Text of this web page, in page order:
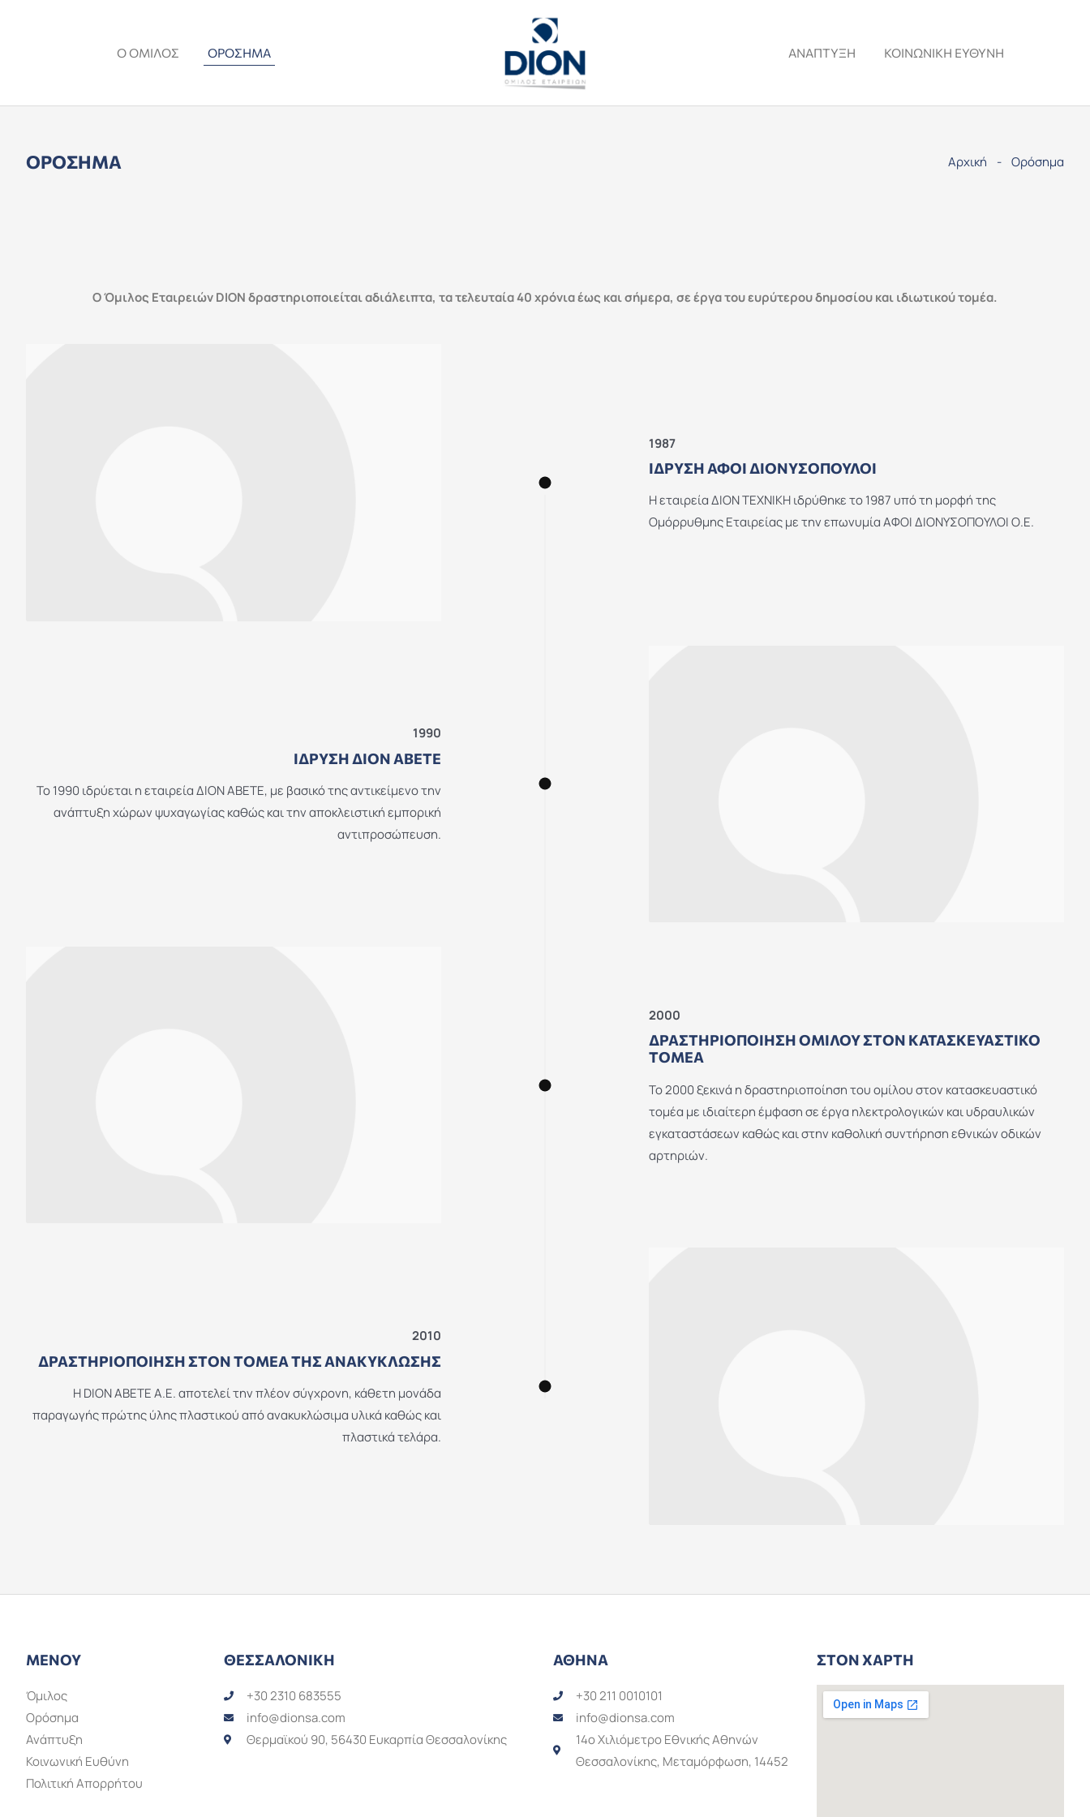
Ο ΌΜΙΛΟΣ ΟΡΌΣΗΜΑ ΑΝΆΠΤΥΞΗ ΚΟΙΝΩΝΙΚΉ ΕΥΘΎΝΗ
ΟΡΌΣΗΜΑ Αρχική - Ορόσημα
Ο Όμιλος Εταιρειών DION δραστηριοποιείται αδιάλειπτα, τα τελευταία 40 χρόνια έως και σήμερα, σε έργα του ευρύτερου δημοσίου και ιδιωτικού τομέα.
1987
ΊΔΡΥΣΗ ΑΦΟΙ ΔΙΟΝΥΣΟΠΟΥΛΟΙ
Η εταιρεία ΔΙΟΝ ΤΕΧΝΙΚΗ ιδρύθηκε το 1987 υπό τη μορφή της
Ομόρρυθμης Εταιρείας με την επωνυμία ΑΦΟΙ ΔΙΟΝΥΣΟΠΟΥΛΟI Ο.Ε.
1990
ΊΔΡΥΣΗ ΔΙΟΝ ΑΒΕΤΕ
Το 1990 ιδρύεται η εταιρεία ΔΙΟΝ ΑΒΕΤΕ, με βασικό της αντικείμενο την
ανάπτυξη χώρων ψυχαγωγίας καθώς και την αποκλειστική εμπορική
αντιπροσώπευση.
2000
ΔΡΑΣΤΗΡΙΟΠΟΊΗΣΗ ΟΜΊΛΟΥ ΣΤΟΝ ΚΑΤΑΣΚΕΥΑΣΤΙΚΌ
ΤΟΜΈΑ
Το 2000 ξεκινά η δραστηριοποίηση του ομίλου στον κατασκευαστικό
τομέα με ιδιαίτερη έμφαση σε έργα ηλεκτρολογικών και υδραυλικών
εγκαταστάσεων καθώς και στην καθολική συντήρηση εθνικών οδικών
αρτηριών.
2010
ΔΡΑΣΤΗΡΙΟΠΟΊΗΣΗ ΣΤΟΝ ΤΟΜΈΑ ΤΗΣ ΑΝΑΚΎΚΛΩΣΗΣ
Η DION ΑΒΕΤΕ Α.Ε. αποτελεί την πλέον σύγχρονη, κάθετη μονάδα
παραγωγής πρώτης ύλης πλαστικού από ανακυκλώσιμα υλικά καθώς και
πλαστικά τελάρα.
ΜΕΝΟΎ
Όμιλος
Ορόσημα
Ανάπτυξη
Κοινωνική Ευθύνη
Πολιτική Απορρήτου
ΘΕΣΣΑΛΟΝΊΚΗ
+30 2310 683555
info@dionsa.com
Θερμαϊκού 90, 56430 Ευκαρπία Θεσσαλονίκης
ΑΘΗΝΑ
+30 211 0010101
info@dionsa.com
14o Χιλιόμετρο Εθνικής Αθηνών
Θεσσαλονίκης, Μεταμόρφωση, 14452
ΣΤΟΝ ΧΆΡΤΗ